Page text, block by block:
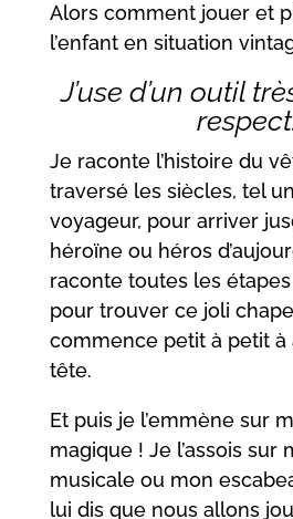
Alors comment jouer et
l’enfant en situation
J’use d’un outil
respect.
Je raconte l’histoire du
traversé les siècles, tel
voyageur, pour arriver
héroïne ou héros
raconte toutes les
pour trouver ce joli
commence petit à petit à
tête.
Et puis je l’emmène sur
magique ! Je l’assois sur
musicale ou mon
lui dis que nous allons